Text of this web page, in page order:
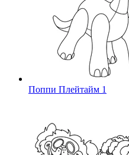
Поппи Плейтайм 1